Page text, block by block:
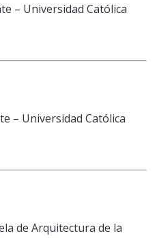
– Universidad Católica
– Universidad Católica
de Arquitectura de la